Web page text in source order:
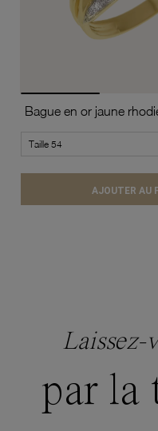
AJOUTER AU
Laissez-
par la